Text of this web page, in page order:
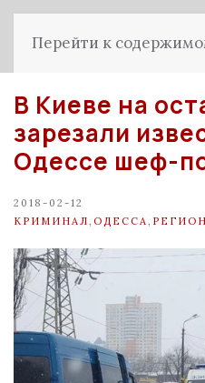
Перейти к
В Киеве на
зарезали
Одессе шеф-
2018-02-12
КРИМИНАЛ ОДЕССА